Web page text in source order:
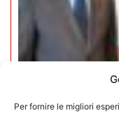
Per fornire le migliori